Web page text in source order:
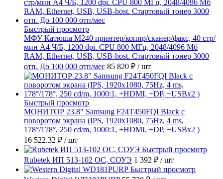
Быстрый просмотр
МФУ Катюша M240 принтер/копир/сканер/факс, 40 стр/
мин А4 Ч/Б, 1200 dpi. CPU 800 МГц, 2048/4096 Мб
RAM, Ethernet, USB, USB-host. Стартовый тонер 3000
отп. До 100 000 отп/мес 85 820 ₽ / шт
Быстрый просмотр
МОНИТОР 23.8" Samsung F24T450FQI Black с
поворотом экрана (IPS, 1920x1080, 75Hz, 4 ms,
178°/178°, 250 cd/m, 1000:1, +HDMI, +DP, +USBx2 )
16 522.32 ₽ / шт
Быстрый просмотр
Rubetek ИП 513-102 ОС, СОУЭ 1 392 ₽ / шт
Быстрый просмотр